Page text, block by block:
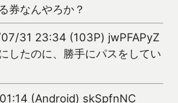
券なんやろか？
31 23:34 (103P) jwPFAPyZ
したのに、勝手にパスをしてい
(Android) skSpfnNC